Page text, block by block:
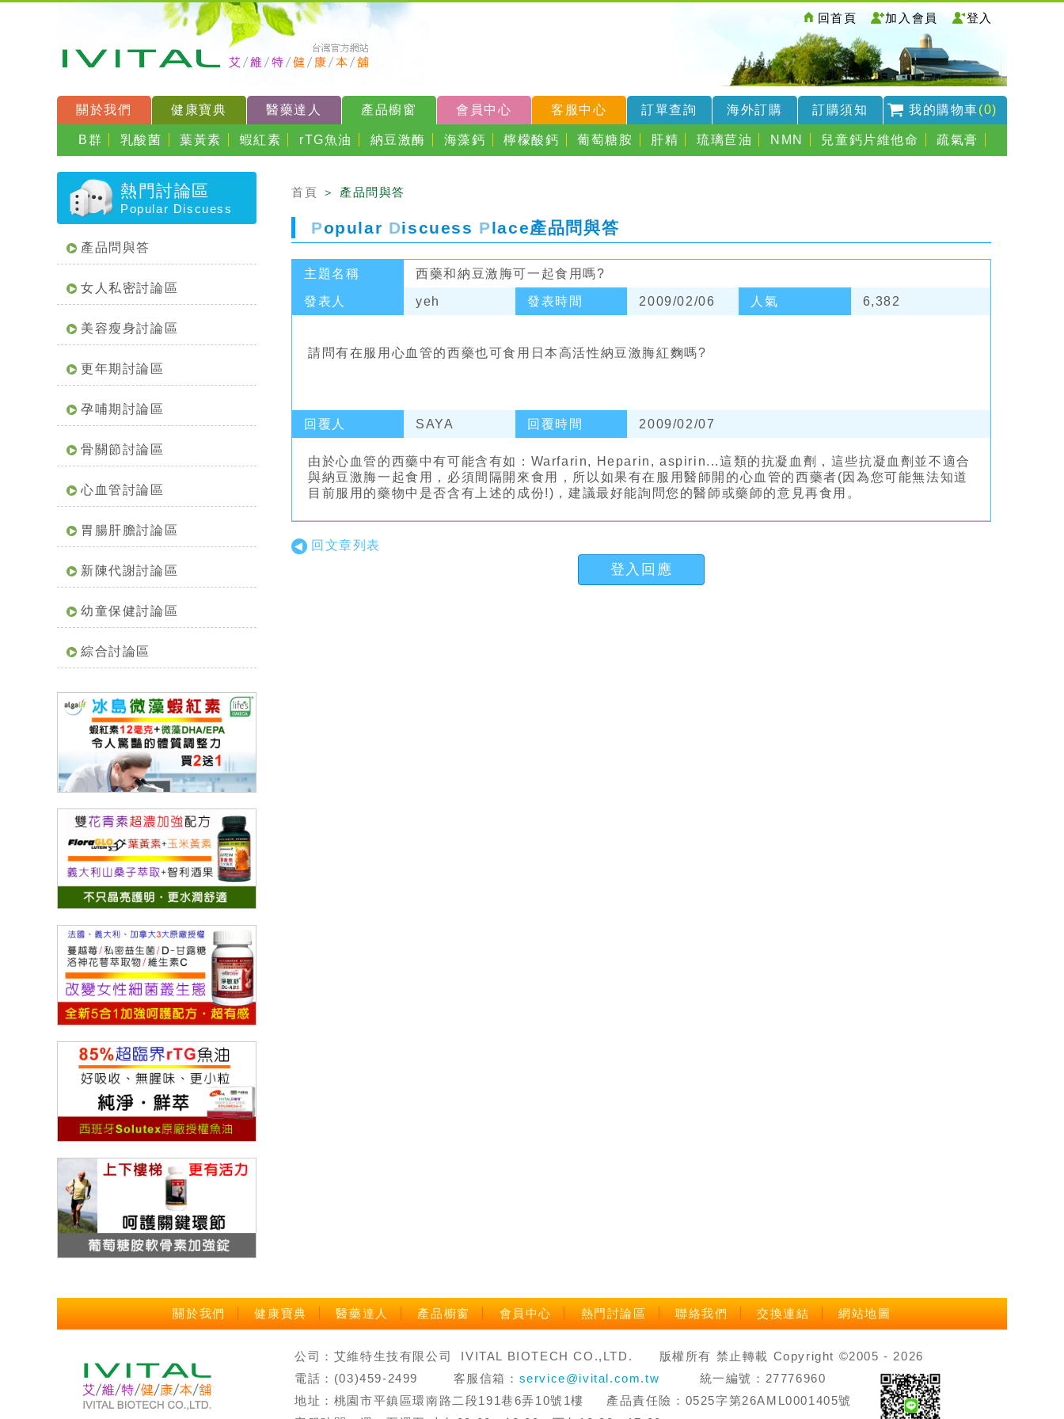
回首頁 加入會員 登入
關於我們 健康寶典 醫藥達人 產品櫥窗 會員中心 客服中心 訂單查詢 海外訂購 訂購須知 我的購物車(0)
B群 乳酸菌 葉黃素 蝦紅素 rTG魚油 納豆激酶 海藻鈣 檸檬酸鈣 葡萄糖胺 肝精 琉璃苣油 NMN 兒童鈣片維他命 疏氣膏
熱門討論區
Popular Discuess
產品問與答
女人私密討論區
美容瘦身討論區
更年期討論區
孕哺期討論區
骨關節討論區
心血管討論區
胃腸肝膽討論區
新陳代謝討論區
幼童保健討論區
綜合討論區
首頁 ＞ 產品問與答
Popular Discuess Place產品問與答
主題名稱 西藥和納豆激脢可一起食用嗎?
發表人 yeh 發表時間 2009/02/06 人氣 6,382
請問有在服用心血管的西藥也可食用日本高活性納豆激脢紅麴嗎?
回覆人 SAYA 回覆時間 2009/02/07
由於心血管的西藥中有可能含有如：Warfarin, Heparin, aspirin...這類的抗凝血劑，這些抗凝血劑並不適合
與納豆激脢一起食用，必須間隔開來食用，所以如果有在服用醫師開的心血管的西藥者(因為您可能無法知道
目前服用的藥物中是否含有上述的成份!)，建議最好能詢問您的醫師或藥師的意見再食用。
回文章列表
登入回應
關於我們 健康寶典 醫藥達人 產品櫥窗 會員中心 熱門討論區 聯絡我們 交換連結 網站地圖
公司：艾維特生技有限公司 IVITAL BIOTECH CO.,LTD. 版權所有 禁止轉載 Copyright ©2005 - 2026
電話：(03)459-2499 客服信箱： service@ivital.com.tw 統一編號：27776960
地址：桃園市平鎮區環南路二段191巷6弄10號1樓 產品責任險：0525字第26AML0001405號